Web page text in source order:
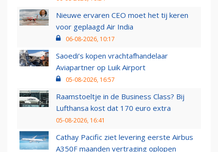
Nieuwe ervaren CEO moet het tij keren
voor geplaagd Air India
06-08-2026, 10:17
Saoedi’s kopen vrachtafhandelaar
Aviapartner op Luik Airport
05-08-2026, 16:57
Raamstoeltje in de Business Class? Bij
Lufthansa kost dat 170 euro extra
05-08-2026, 16:41
Cathay Pacific ziet levering eerste Airbus
A350F maanden vertraging oplopen